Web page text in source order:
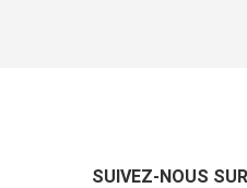
SUIVEZ-NOUS